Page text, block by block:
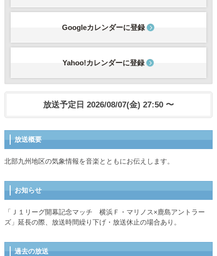
Googleカレンダーに登録
Yahoo!カレンダーに登録
放送予定日 2026/08/07(金) 27:50 〜
放送概要
北部九州地区の気象情報を音楽とともにお伝えします。
お知らせ
「Ｊ１リーグ開幕記念マッチ 横浜Ｆ・マリノス×鹿島アントラー
ズ」延長の際、放送時間繰り下げ・放送休止の場合あり。
過去の放送